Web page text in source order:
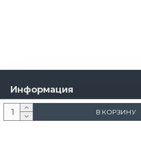
В КОРЗИНУ
Информация
О компании
Новости и акции